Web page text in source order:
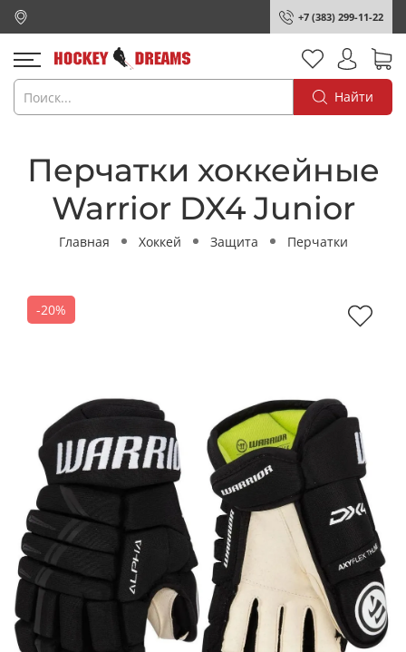
+7 (383) 299-11-22
Найти
Перчатки хоккейные
Warrior DX4 Junior
Главная Хоккей Защита Перчатки
-20%